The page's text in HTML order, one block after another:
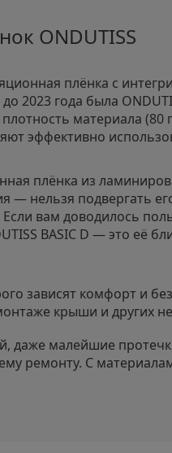
ONDUTISS
плёнка с
2023 года была
материала
эффективно
плёнка из
нельзя подвергать
вам доводилось
BASIC D — это её
зависят комфорт и
крыши и других
даже малейшие
ремонту. С